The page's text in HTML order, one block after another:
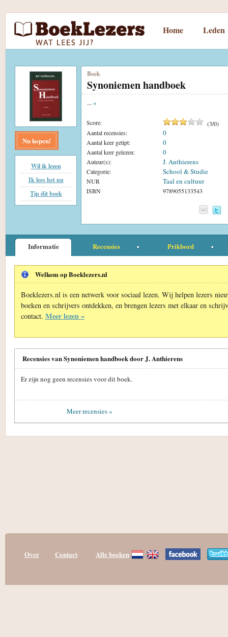
Home Leden
Nu kopen!
Wil ik lezen
Ik lees het nu
Tip dit boek
Boek
Synoniemen handboek
... «
Score: (3/0)
Aantal recensies:
0
Aantal keer getipt: 0
Aantal keer gelezen: 0
Auteur(s): J. Anthierens
Categorie: School & Studie
NUR Taal en cultuur
ISBN 9789055133543
Informatie Recensies Prikbord
Welkom op Boeklezers.nl
Boeklezers.nl is een netwerk voor sociaal lezen. Wij helpen lezers
boeken en schrijvers ontdekken, en brengen lezers met elkaar en
contact. Meer lezen »
Recensies van Synoniemen handboek door J. Anthierens
Er zijn nog geen recensies voor dit boek.
Meer recensies »
Over Contact Alle boeken